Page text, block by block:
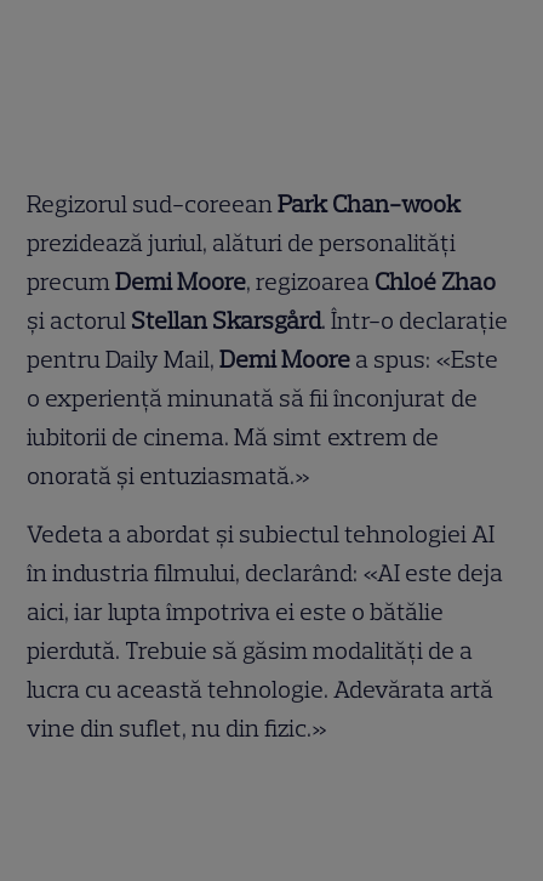
Regizorul sud-coreeanPark Chan-wook
prezidează juriul, alături de personalități
precumDemi Moore, regizoarea Chloé Zhao
și actorul Stellan Skarsgård. Într-o declarație
pentru Daily Mail,Demi Moore a spus: «Este
o experiență minunată să fii înconjurat de
iubitorii de cinema. Mă simt extrem de
onorată și entuziasmată.»
Vedeta a abordat și subiectul tehnologiei AI
în industria filmului, declarând: «AI este deja
aici, iar lupta împotriva ei este o bătălie
pierdută. Trebuie să găsim modalități de a
lucra cu această tehnologie. Adevărata artă
vine din suflet, nu din fizic.»